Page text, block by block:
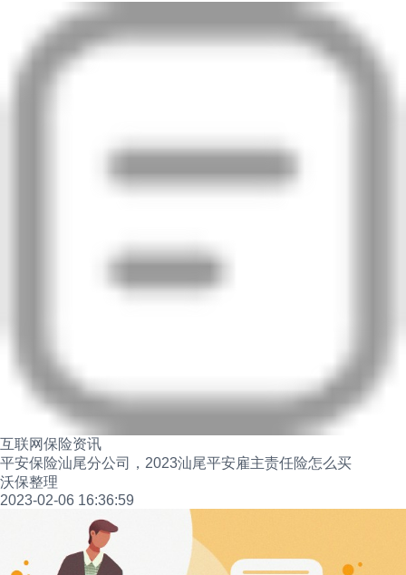
互联网保险资讯
平安保险汕尾分公司，2023汕尾平安雇主责任险怎么买
沃保整理
2023-02-06 16:36:59